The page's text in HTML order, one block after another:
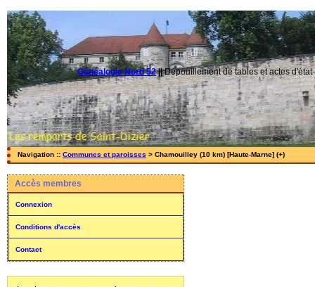
Généalogie Nord 52||Dépouillement de tables et actes
Navigation :: Communes et paroisses > Chamouilley (10 km) [Haute-Marne] (+)
Accès membres
Connexion
Conditions d'accès
Contact